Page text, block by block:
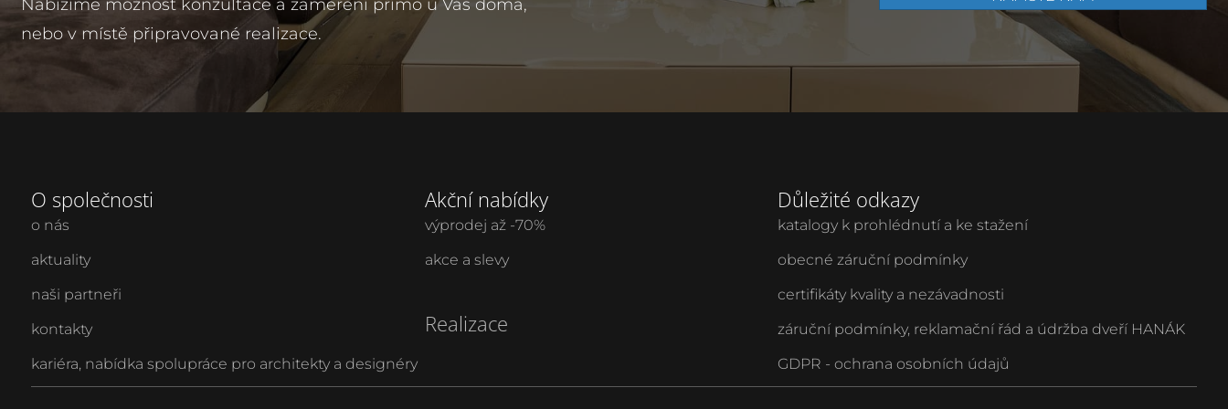
Nabízíme možnost konzultace a zaměření přímo u Vás doma,
nebo v místě připravované realizace.
O společnosti
o nás
aktuality
naši partneři
kontakty
kariéra, nabídka spolupráce pro architekty a designéry
Akční nabídky
výprodej až -70%
akce a slevy
Realizace
Důležité odkazy
katalogy k prohlédnutí a ke stažení
obecné záruční podmínky
certifikáty kvality a nezávadnosti
záruční podmínky, reklamační řád a údržba dveří HANÁK
GDPR - ochrana osobních údajů